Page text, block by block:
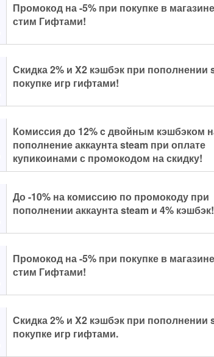
Промокод на -5% при покупке в
стим Гифтами!
Скидка 2% и X2 кэшбэк при пополнении
покупке игр гифтами!
Комиссия до 12% c двойным кэшбэком
пополнение аккаунта steam при оплате
купикоинами с промокодом на скидку!
До -10% на комиссию по промокоду при
пополнении аккаунта steam и 4% кэшбэк!
Промокод на -5% при покупке в
стим Гифтами!
Скидка 2% и X2 кэшбэк при пополнении
покупке игр гифтами.